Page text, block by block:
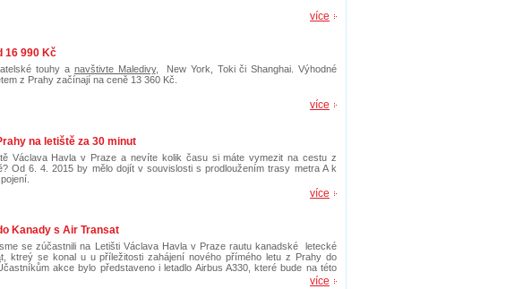
více
16 990 Kč
touhy a navštivte Maledivy, New York, Toki či Shanghai. Výhodné
z Prahy začínají na ceně 13 360 Kč.
více
na letiště za 30 minut
Václava Havla v Praze a nevíte kolik času si máte vymezit na cestu z
Od 6. 4. 2015 by mělo dojít v souvislosti s prodloužením trasy metra A k
více
Kanady s Air Transat
se zúčastnili na Letišti Václava Havla v Praze rautu kanadské letecké
ktreý se konal u u příležitosti zahájení nového přímého letu z Prahy do
akce bylo představeno i letadlo Airbus A330, které bude na této
více